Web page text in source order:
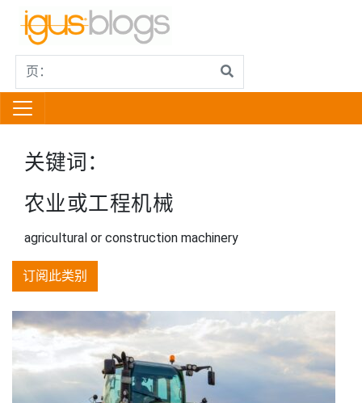
关键词：
农业或工程机械
agricultural or construction machinery
订阅此类别